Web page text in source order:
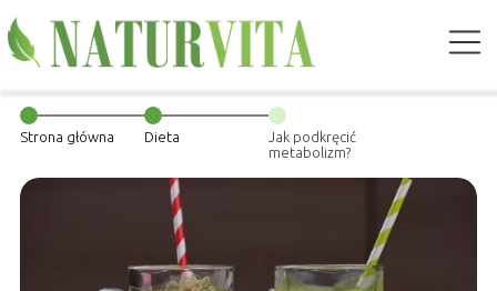
Strona główna Dieta
Jak podkręcić
metabolizm?